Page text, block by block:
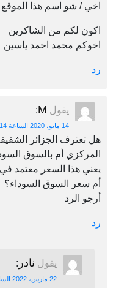
اخي / شو اسم هذا الموقع
اكون لكم من الشاكرين
اخوكم محمد احمد ياسين
رد
يقول M
:
14 مايو، 2020 الساعة 1:14 ص
هل تعترف الجزائر
المركزي أم بالسوق
يعني هذا السعر معتمد
أم سعر السوق السوداء؟
أرجو الرد
رد
يقول نادر :
22 مارس، 2022 الساعة 9:08 ص